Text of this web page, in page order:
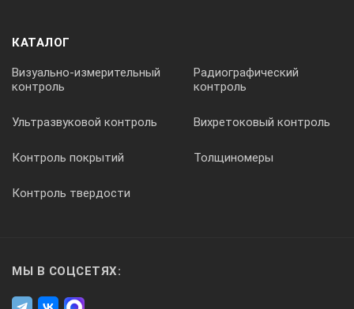
КАТАЛОГ
Визуально-измерительный
контроль
Радиографический
контроль
Ультразвуковой контроль Вихретоковый контроль
Контроль покрытий Толщиномеры
Контроль твердости
МЫ В СОЦСЕТЯХ: